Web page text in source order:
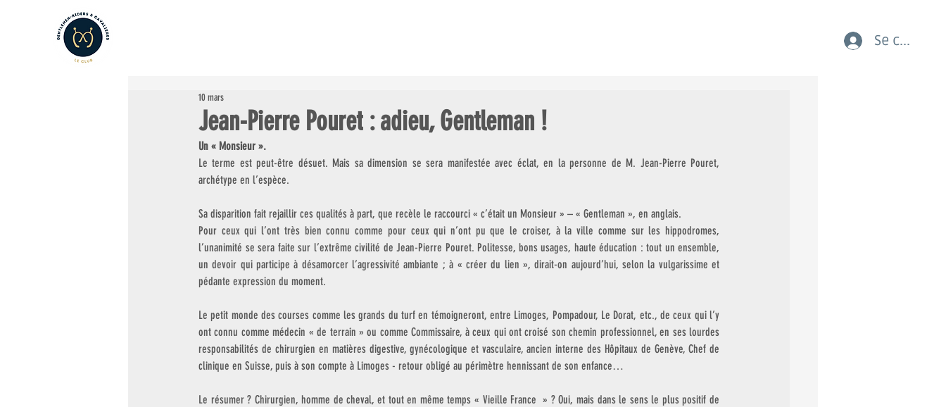
Se
Jean-Pierre Pouret : adieu, Gentleman !
10 mars
Un « Monsieur ».
Le terme est peut-être désuet. Mais sa dimension se sera manifestée avec éclat, en la personne de M. Jean-Pierre Pouret,
archétype en l’espèce.
Sa disparition fait rejaillir ces qualités à part, que recèle le raccourci « c’était un Monsieur » – « Gentleman », en anglais.
Pour ceux qui l’ont très bien connu comme pour ceux qui n’ont pu que le croiser, à la ville comme sur les hippodromes,
l’unanimité se sera faite sur l’extrême civilité de Jean-Pierre Pouret. Politesse, bons usages, haute éducation : tout un ensemble,
un devoir qui participe à désamorcer l’agressivité ambiante ; à « créer du lien », dirait-on aujourd’hui, selon la vulgarissime et
pédante expression du moment.
Le petit monde des courses comme les grands du turf en témoigneront, entre Limoges, Pompadour, Le Dorat, etc., de ceux qui l’y
ont connu comme médecin « de terrain » ou comme Commissaire, à ceux qui ont croisé son chemin professionnel, en ses lourdes
responsabilités de chirurgien en matières digestive, gynécologique et vasculaire, ancien interne des Hôpitaux de Genève, Chef de
clinique en Suisse, puis à son compte à Limoges - retour obligé au périmètre hennissant de son enfance…
Le résumer ? Chirurgien, homme de cheval, et tout en même temps « Vieille France  » ? Oui, mais dans le sens le plus positif de